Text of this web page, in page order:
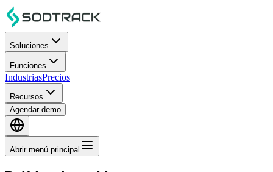
Soluciones
Funciones
IndustriasPrecios
Recursos
Agendar demo
Abrir menú principal